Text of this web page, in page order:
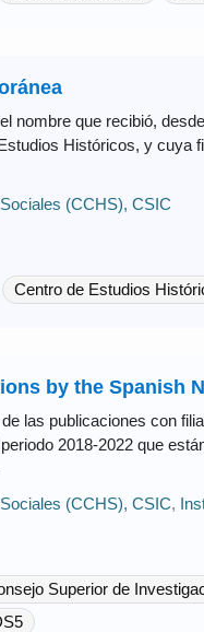
nombre que recibió,
Históricos, y cuya
(CCHS), CSIC
Centro de Estudios
by the Spanish
las publicaciones con
2018-2022 que
(CCHS), CSIC,
Superior de